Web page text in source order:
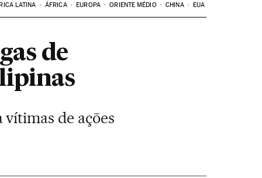
LATINA ÁFRICA EUROPA ORIENTE MÉDIO CHINA EUA
de
de ações